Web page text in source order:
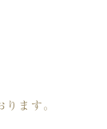
ます。